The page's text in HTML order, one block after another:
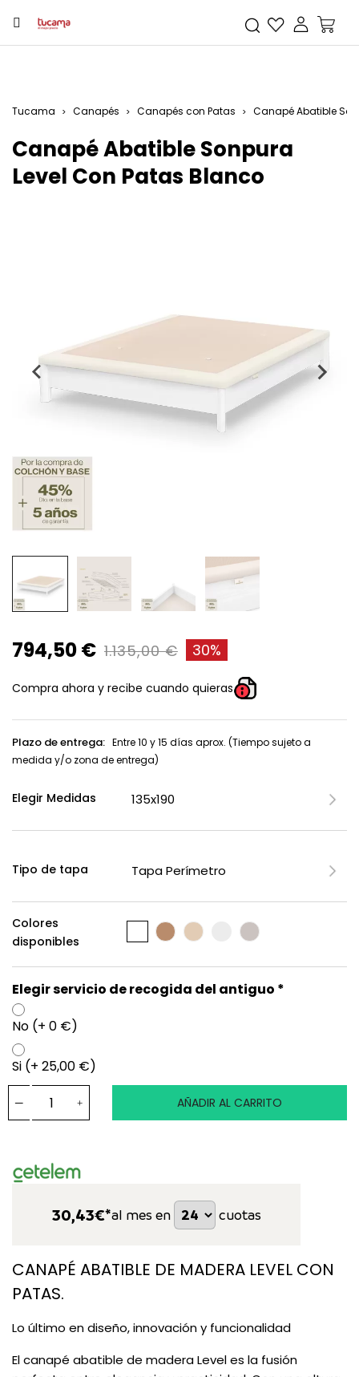
Tucama Canapés Canapés con Patas Canapé Abatible
Canapé Abatible Sonpura
Level Con Patas Blanco
794,50 € 1.135,00 € 30%
Compra ahora y recibe cuando quieras
Plazo de entrega: Entre 10 y 15 días aprox. (Tiempo sujeto a
medida y/o zona de entrega)
Elegir Medidas
Tipo de tapa
Colores
disponibles
Elegir servicio de recogida del antiguo *
No (+ 0 €)
Si (+ 25,00 €)
AÑADIR AL CARRITO
30,43€*al mes en cuotas
CANAPÉ ABATIBLE DE MADERA LEVEL CON
PATAS.
Lo último en diseño, innovación y funcionalidad
El canapé abatible de madera Level es la fusión